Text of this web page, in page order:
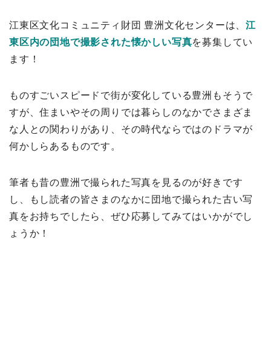
江東区文化コミュニティ財団 豊洲文化センターは、江
東区内の団地で撮影された懐かしい写真を募集してい
ます！
ものすごいスピードで街が変化している豊洲もそうで
すが、住まいやその周りでは暮らしのなかでさまざま
な人との関わりがあり、その時代ならではのドラマが
何かしらあるものです。
筆者も昔の豊洲で撮られた写真を見るのが好きです
し、もし読者の皆さまのなかに団地で撮られた古い写
真をお持ちでしたら、ぜひ応募してみてはいかがでし
ょうか！